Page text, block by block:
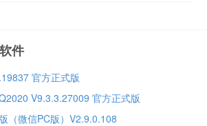
件
官方正式版
V9.3.3.27009 官方正式版
（微信PC版）V2.9.0.108